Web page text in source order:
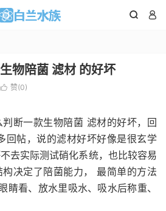
 
物陪菌 滤材 的好坏
 赞(0)
断一款生物陪菌 滤材的好坏，回
回帖，说的滤材好坏好像是很玄学
去实际测试硝化系统，也比较容易
决定了陪菌能力， 最简单的方法
睛看、放水里吸水、吸水后称重、